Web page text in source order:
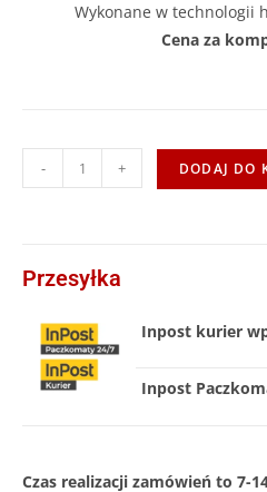
Wykonane w technologii
Cena za
- + DODAJ DO
Przesyłka
Inpost kurier
Inpost
Czas realizacji zamówień to 7-